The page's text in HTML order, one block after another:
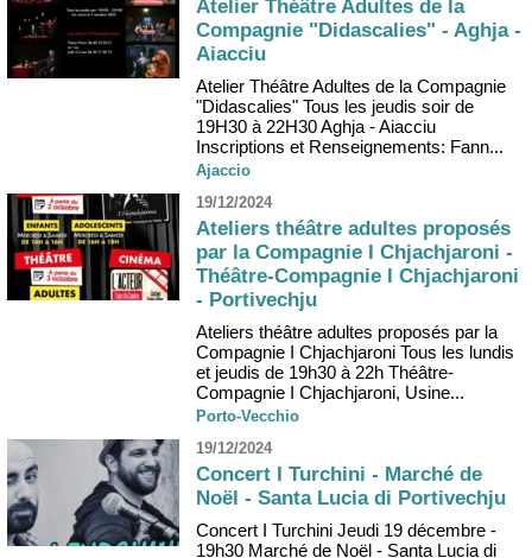
Atelier Théâtre Adultes de la
Compagnie "Didascalies" - Aghja -
Aiacciu
Atelier Théâtre Adultes de la Compagnie
"Didascalies" Tous les jeudis soir de
19H30 à 22H30 Aghja - Aiacciu
Inscriptions et Renseignements: Fann...
Ajaccio
19/12/2024
Ateliers théâtre adultes proposés
par la Compagnie I Chjachjaroni -
Théâtre-Compagnie I Chjachjaroni
- Portivechju
Ateliers théâtre adultes proposés par la
Compagnie I Chjachjaroni Tous les lundis
et jeudis de 19h30 à 22h Théâtre-
Compagnie I Chjachjaroni, Usine...
Porto-Vecchio
19/12/2024
Concert I Turchini - Marché de
Noël - Santa Lucia di Portivechju
Concert I Turchini Jeudi 19 décembre -
19h30 Marché de Noël - Santa Lucia di